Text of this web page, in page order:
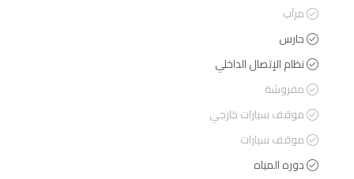
مرآب
حارس
نظام الإتصال الداخلي
مفروشة
موقف سيارات خارجي
موقف سيارات
دوره المياه